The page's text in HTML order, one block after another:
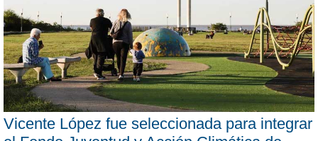
Vicente López fue seleccionada para integrar